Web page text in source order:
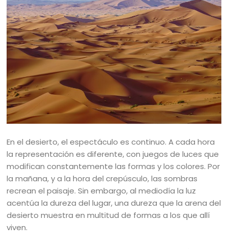
En el desierto, el espectáculo es continuo. A cada hora
la representación es diferente, con juegos de luces que
modifican constantemente las formas y los colores. Por
la mañana, y a la hora del crepúsculo, las sombras
recrean el paisaje. Sin embargo, al mediodía la luz
acentúa la dureza del lugar, una dureza que la arena del
desierto muestra en multitud de formas a los que allí
viven.